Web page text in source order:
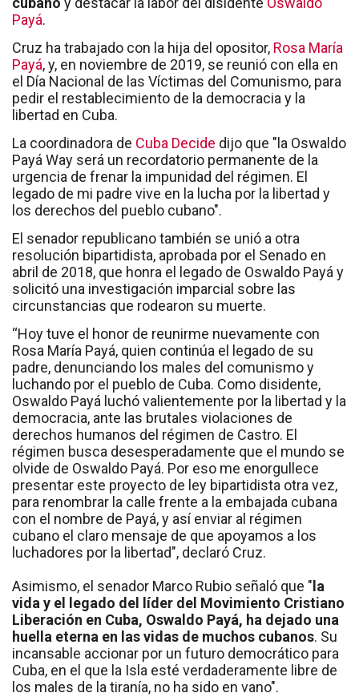
Payá.
Cruz ha trabajado con la hija del opositor, Rosa María
Payá, y, en noviembre de 2019, se reunió con ella en
el Día Nacional de las Víctimas del Comunismo, para
pedir el restablecimiento de la democracia y la
libertad en Cuba.
La coordinadora de Cuba Decide dijo que "la Oswaldo
Payá Way será un recordatorio permanente de la
urgencia de frenar la impunidad del régimen. El
legado de mi padre vive en la lucha por la libertad y
los derechos del pueblo cubano".
El senador republicano también se unió a otra
resolución bipartidista, aprobada por el Senado en
abril de 2018, que honra el legado de Oswaldo Payá y
solicitó una investigación imparcial sobre las
circunstancias que rodearon su muerte.
“Hoy tuve el honor de reunirme nuevamente con
Rosa María Payá, quien continúa el legado de su
padre, denunciando los males del comunismo y
luchando por el pueblo de Cuba. Como disidente,
Oswaldo Payá luchó valientemente por la libertad y la
democracia, ante las brutales violaciones de
derechos humanos del régimen de Castro. El
régimen busca desesperadamente que el mundo se
olvide de Oswaldo Payá. Por eso me enorgullece
presentar este proyecto de ley bipartidista otra vez,
para renombrar la calle frente a la embajada cubana
con el nombre de Payá, y así enviar al régimen
cubano el claro mensaje de que apoyamos a los
luchadores por la libertad", declaró Cruz.
Asimismo, el senador Marco Rubio señaló que " la
vida y el legado del líder del Movimiento Cristiano
Liberación en Cuba, Oswaldo Payá, ha dejado una
huella eterna en las vidas de muchos cubanos. Su
incansable accionar por un futuro democrático para
Cuba, en el que la Isla esté verdaderamente libre de
los males de la tiranía, no ha sido en vano".